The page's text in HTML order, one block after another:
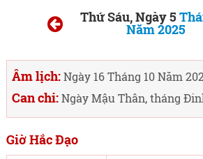
Thứ Sáu, Ngày 5
Năm 2025
Âm lịch:Ngày 16 Tháng 10 Năm
Can chi:Ngày Mậu Thân, tháng
Giờ Hắc Đạo